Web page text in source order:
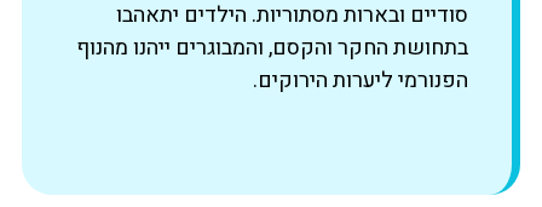
סודיים ובארות מסתוריות. הילדים יתאהבו
בתחושת החקר והקסם, והמבוגרים ייהנו מהנוף
הפנורמי ליערות הירוקים.